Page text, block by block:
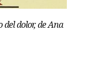
dolor, de Ana